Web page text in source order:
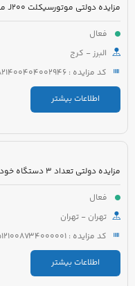
فعال
البرز - کرج
کد مزایده : 5821400404002946
اطلاعات بیشتر
مزایده دولتی تعداد 3 دستگاه خودرو سواری
فعال
تهران - تهران
کد مزایده : 5121008734000001
اطلاعات بیشتر